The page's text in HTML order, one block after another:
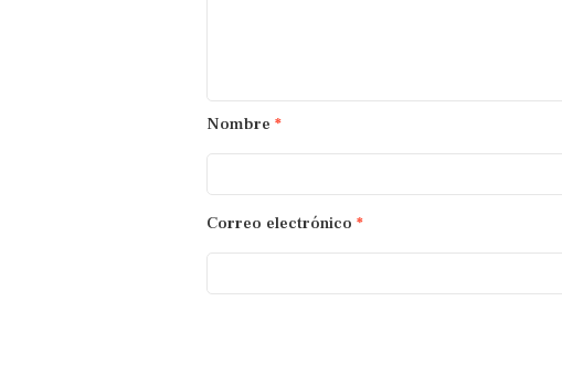
Nombre *
Correo electrónico *